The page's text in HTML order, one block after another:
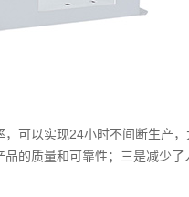
可以实现24小时不间断生产
的质量和可靠性；三是减少